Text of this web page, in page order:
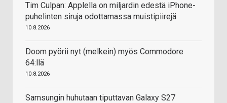
Tim Culpan: Applella on miljardin edestä iPhone-
puhelinten siruja odottamassa muistipiirejä
10.8.2026
Doom pyörii nyt (melkein) myös Commodore
64:llä
10.8.2026
Samsungin huhutaan tiputtavan Galaxy S27